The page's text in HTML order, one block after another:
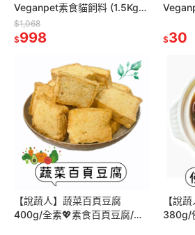
Veganpet素食貓飼料 (1.5Kg)
全齡/素食貓飼料/維肯沛素食貓
糧/素食貓飼料/素食貓飼料
$1,068
$998
貓糧/
$30
【說蔬人】蔬菜百頁豆腐
400g/全素💖素食百頁豆腐/素
【說
380g/